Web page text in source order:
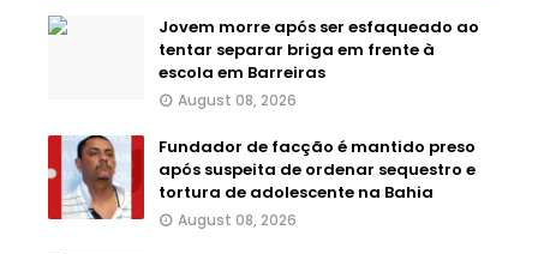
Jovem morre após ser esfaqueado ao
tentar separar briga em frente à
escola em Barreiras
August 08, 2026
Fundador de facção é mantido preso
após suspeita de ordenar sequestro e
tortura de adolescente na Bahia
August 08, 2026